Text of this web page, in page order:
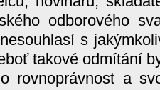
odborového
s
takové odmítání
rovnoprávnost a